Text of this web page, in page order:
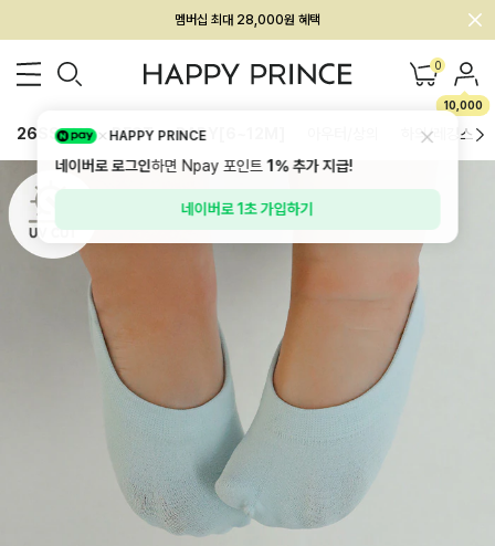
회원전용 아울렛, 가입하면 ~60% 할인!
멤버십 최대 28,000원 혜택 0
10,000
26SS 신상 BEST BABY[6~12M] 하의/레깅스
HAPPY PRINCE
네이버로 로그인하면 Npay 포인트1%추가 지급!
네이버로 1초 가입하기